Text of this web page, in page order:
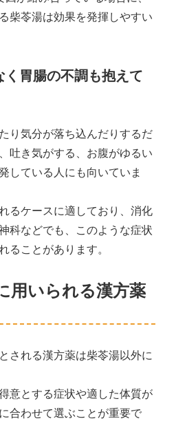
柴苓湯は効果を発揮しやすい
く胃腸の不調も抱えて
り気分が落ち込んだりするだ
吐き気がする、お腹がゆるい
している人にも向いていま
るケースに適しており、消化
科などでも、このような症状
ることがあります。
用いられる漢方薬
される漢方薬は柴苓湯以外に
意とする症状や適した体質が
合わせて選ぶことが重要で